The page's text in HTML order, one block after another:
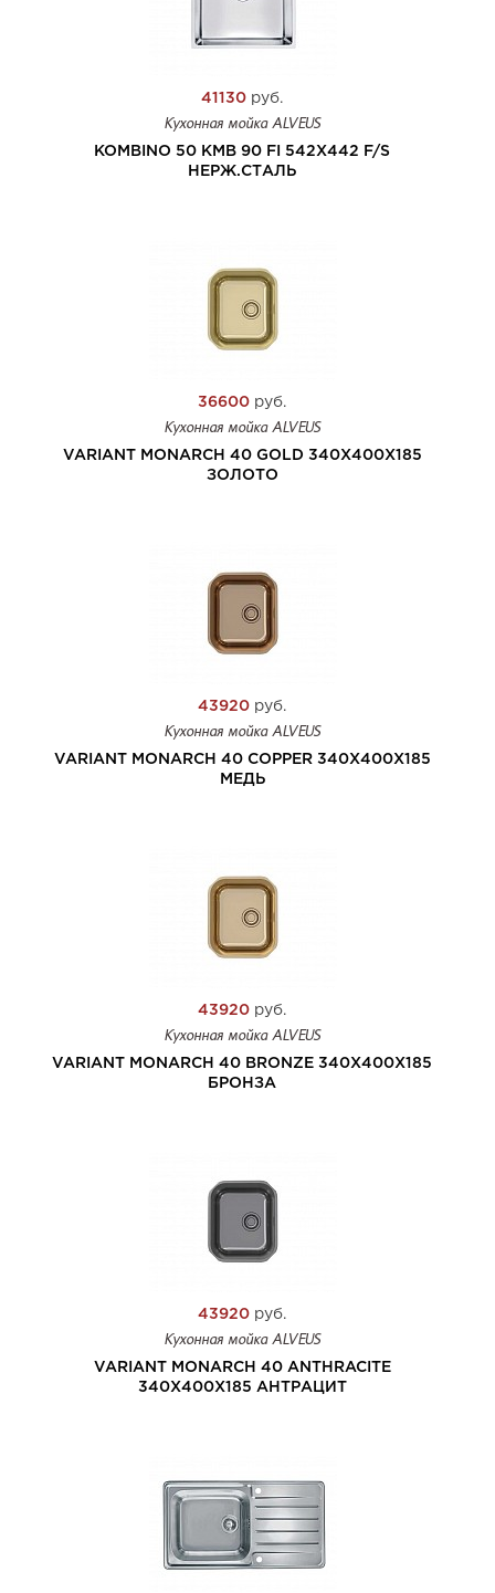
41130 руб.
Кухонная мойка ALVEUS
KOMBINO 50 KMB 90 FI 542X442 F/S
НЕРЖ.СТАЛЬ
36600 руб.
Кухонная мойка ALVEUS
VARIANT MONARCH 40 GOLD 340X400X185
ЗОЛОТО
43920 руб.
Кухонная мойка ALVEUS
VARIANT MONARCH 40 COPPER 340X400X185
МЕДЬ
43920 руб.
Кухонная мойка ALVEUS
VARIANT MONARCH 40 BRONZE 340X400X185
БРОНЗА
43920 руб.
Кухонная мойка ALVEUS
VARIANT MONARCH 40 ANTHRACITE
340X400X185 АНТРАЦИТ